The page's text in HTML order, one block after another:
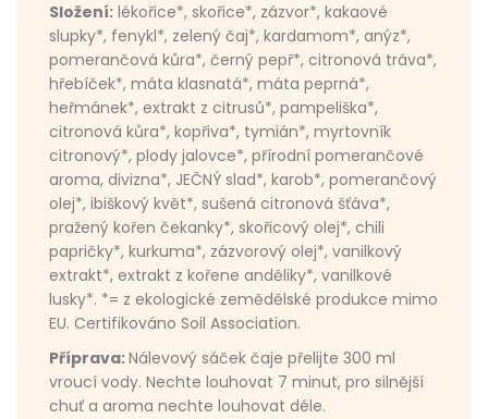
Složení: lékořice*, skořice*, zázvor*, kakaové
slupky*, fenykl*, zelený čaj*, kardamom*, anýz*,
pomerančová kůra*, černý pepř*, citronová tráva*,
hřebíček*, máta klasnatá*, máta peprná*,
heřmánek*, extrakt z citrusů*, pampeliška*,
citronová kůra*, kopřiva*, tymián*, myrtovník
citronový*, plody jalovce*, přírodní pomerančové
aroma, divizna*, JEČNÝ slad*, karob*, pomerančový
olej*, ibiškový květ*, sušená citronová šťáva*,
pražený kořen čekanky*, skořicový olej*, chili
papričky*, kurkuma*, zázvorový olej*, vanilkový
extrakt*, extrakt z kořene anděliky*, vanilkové
lusky*. *= z ekologické zemědělské produkce mimo
EU. Certifikováno Soil Association.
Příprava:Nálevový sáček čaje přelijte 300 ml
vroucí vody. Nechte louhovat 7 minut, pro silnější
chuť a aroma nechte louhovat déle.